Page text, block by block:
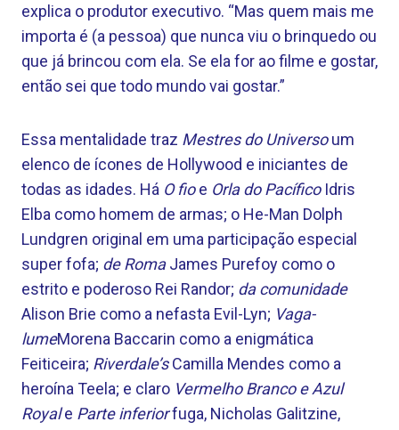
explica o produtor executivo. “Mas quem mais me
importa é (a pessoa) que nunca viu o brinquedo ou
que já brincou com ela. Se ela for ao filme e gostar,
então sei que todo mundo vai gostar.”
Essa mentalidade traz Mestres do Universoum
elenco de ícones de Hollywood e iniciantes de
todas as idades. Há O fioe Orla do Pacífico Idris
Elba como homem de armas; o He-Man Dolph
Lundgren original em uma participação especial
super fofa; de RomaJames Purefoy como o
estrito e poderoso Rei Randor; da comunidade
Alison Brie como a nefasta Evil-Lyn; Vaga-
lumeMorena Baccarin como a enigmática
Feiticeira; Riverdale’sCamilla Mendes como a
heroína Teela; e claro Vermelho Branco e Azul
Royale Parte inferiorfuga, Nicholas Galitzine,